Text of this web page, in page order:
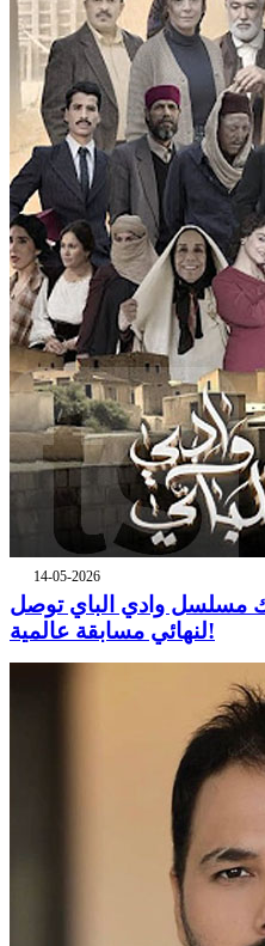
14-05-2026
مسلسل وادي الباي توصل
لنهائي مسابقة عالمية!